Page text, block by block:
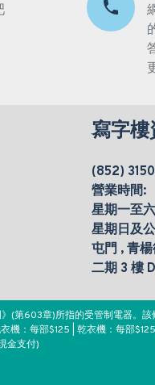
寫字樓
(852)
營業時間:
星期一至
星期日及
屯門 , 青
二期 3 樓
(第603章)所指的受管制電器。
機：每部$125 | 乾衣機：每部
金支付)